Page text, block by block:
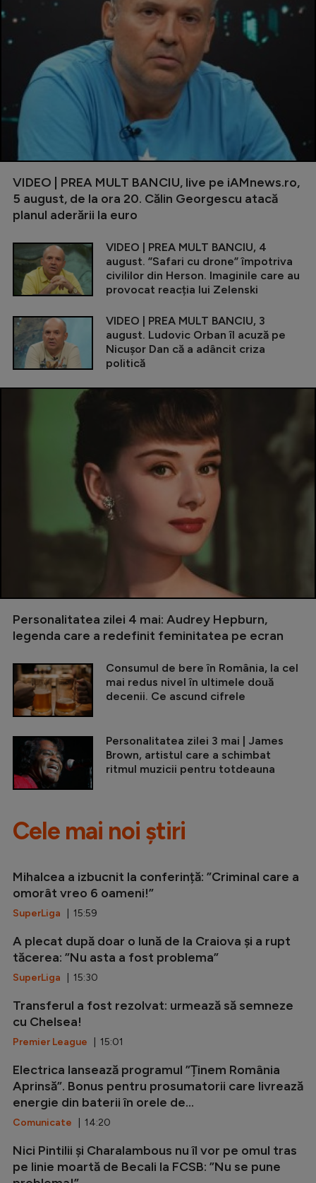
VIDEO | PREA MULT BANCIU, live pe iAMnews.ro,
5 august, de la ora 20. Călin Georgescu atacă
planul aderării la euro
VIDEO | PREA MULT BANCIU, 4
august. ”Safari cu drone” împotriva
civililor din Herson. Imaginile care au
provocat reacția lui Zelenski
VIDEO | PREA MULT BANCIU, 3
august. Ludovic Orban îl acuză pe
Nicușor Dan că a adâncit criza
politică
Personalitatea zilei 4 mai: Audrey Hepburn,
legenda care a redefinit feminitatea pe ecran
Consumul de bere în România, la cel
mai redus nivel în ultimele două
decenii. Ce ascund cifrele
Personalitatea zilei 3 mai | James
Brown, artistul care a schimbat
ritmul muzicii pentru totdeauna
Cele mai noi știri
Mihalcea a izbucnit la conferință: ”Criminal care a
omorât vreo 6 oameni!”
SuperLiga | 15:59
A plecat după doar o lună de la Craiova și a rupt
tăcerea: ”Nu asta a fost problema”
SuperLiga | 15:30
Transferul a fost rezolvat: urmează să semneze
cu Chelsea!
Premier League | 15:01
Electrica lansează programul ”Ținem România
Aprinsă”. Bonus pentru prosumatorii care livrează
energie din baterii în orele de...
Comunicate | 14:20
Nici Pintilii și Charalambous nu îl vor pe omul tras
pe linie moartă de Becali la FCSB: ”Nu se pune